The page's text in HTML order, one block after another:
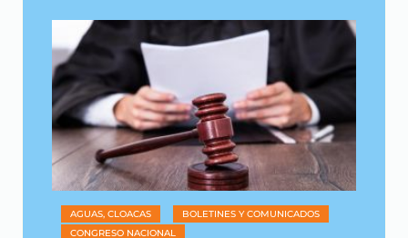
AGUAS, CLOACAS
BOLETINES Y COMUNICADOS
CONGRESO NACIONAL